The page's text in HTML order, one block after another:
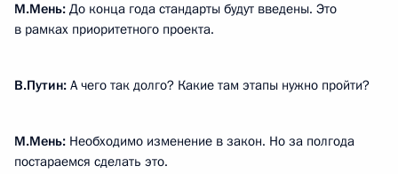
М.Мень: До конца года стандарты будут введены. Это
в рамках приоритетного проекта.
В.Путин: А чего так долго? Какие там этапы нужно пройти?
М.Мень: Необходимо изменение в закон. Но за полгода
постараемся сделать это.